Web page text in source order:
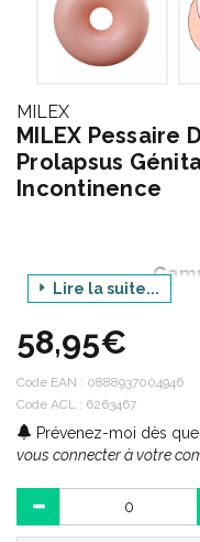
MILEX
MILEX Pessaire
Prolapsus
Incontinence
LE PESSAIRE : UN ALLIE
Le pessaire est un petit
apportera le meilleur
Lire la suite...
58,95€
Code EAN : 0888937004946
Code ACL : 6263467
Prévenez-moi dès
vous connecter à votre